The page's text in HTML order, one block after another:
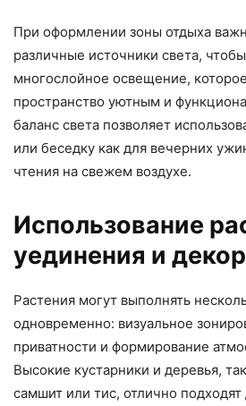
При оформлении зоны отдыха
различные источники света,
многослойное освещение,
пространство уютным и
баланс света позволяет
или беседку как для вечерних
чтения на свежем воздухе.
Использование
уединения и
Растения могут выполнять
одновременно: визуальное
приватности и формирование
Высокие кустарники и деревья,
самшит или тис, отлично